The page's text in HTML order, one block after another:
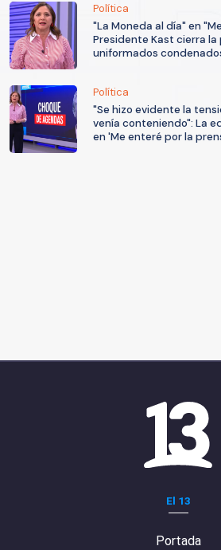
Política
"La Moneda al día" en
Presidente Kast cierra
uniformados
Política
"Se hizo evidente la
venía conteniendo": La
en 'Me enteré por la
El 13
Portada